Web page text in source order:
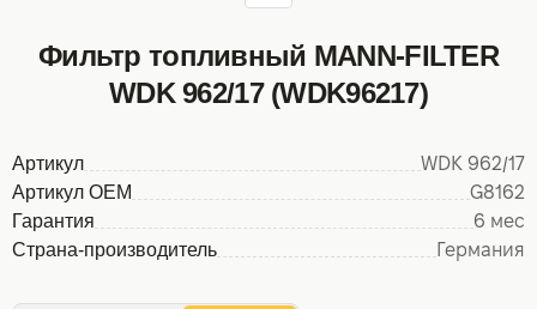
Фильтр топливный MANN-FILTER
WDK 962/17 (WDK96217)
Артикул
WDK 962/17
Артикул OEM
G8162
Гарантия
6 мес
Страна-производитель
Германия